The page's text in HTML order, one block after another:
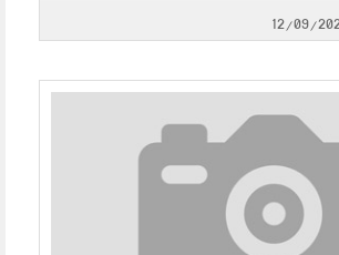
12/09/